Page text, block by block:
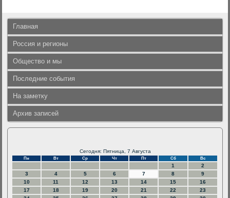
Главная
Россия и регионы
Общество и мы
Последние события
На заметку
Архив записей
Сегодня: Пятница, 7 Августа
Пн Вт Ср Чт Пт Сб Вс
1
2
3
4 5 6 7 8
9
10
11 12 13 14 15
16
17
18 19 20 21 22
23